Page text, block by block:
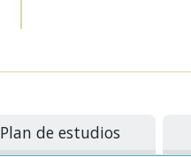
Plan de estudios